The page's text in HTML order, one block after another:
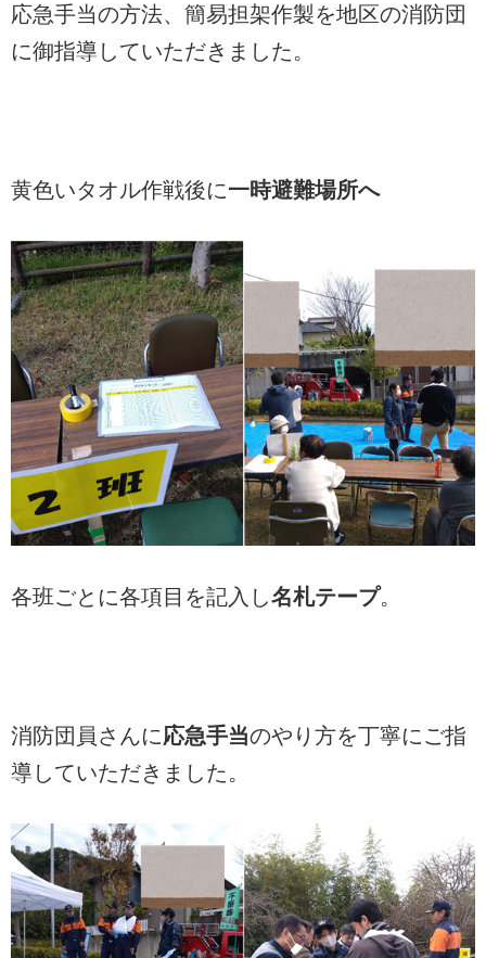
応急手当の方法、簡易担架作製を地区の消防団
に御指導していただきました。
黄色いタオル作戦後に一時避難場所へ
各班ごとに各項目を記入し名札テープ。
消防団員さんに応急手当のやり方を丁寧にご指
導していただきました。